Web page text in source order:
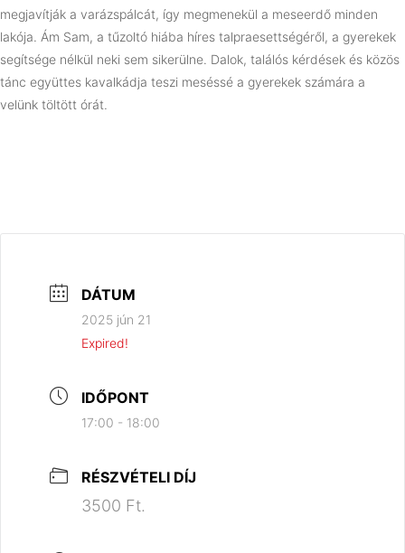
megjavítják a varázspálcát, így megmenekül a meseerdő minden
lakója. Ám Sam, a tűzoltó hiába híres talpraesettségéről, a gyerekek
segítsége nélkül neki sem sikerülne. Dalok, találós kérdések és közös
tánc együttes kavalkádja teszi meséssé a gyerekek számára a
velünk töltött órát.
DÁTUM
2025 jún 21
Expired!
IDŐPONT
17:00 - 18:00
RÉSZVÉTELI DÍJ
3500 Ft.